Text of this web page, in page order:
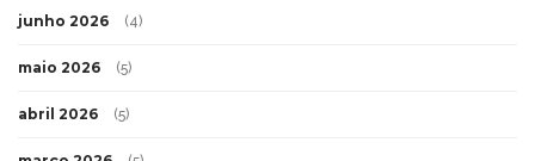
junho 2026 (4)
maio 2026 (5)
abril 2026 (5)